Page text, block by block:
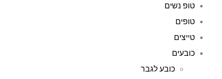
טופ נשים
טופים
טייצים
כובעים
כובע לגבר